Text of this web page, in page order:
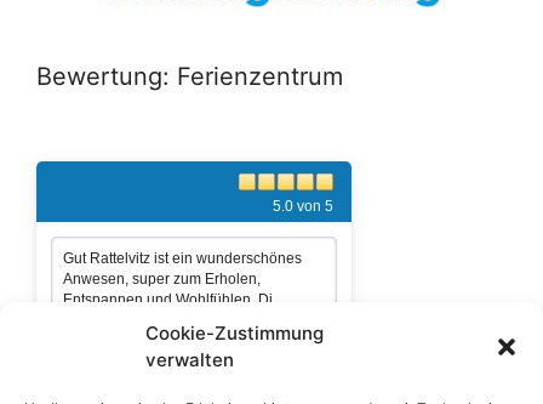
Cookie-Zustimmung
verwalten
Bewertung: Ferienzentrum
5.0 von 5
Gut Rattelvitz ist ein wunderschönes
Anwesen, super zum Erholen,
Entspannen und Wohlfühlen. Di ...
als Gast bewerten
Gästebuch einsehen:
Gut Rattelvitz